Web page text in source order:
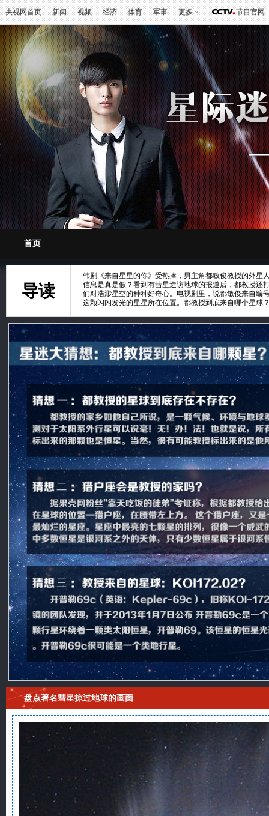
央视网首页 新闻 视频 经济 体育 军事 更多 节目官网
首页
导读
韩剧《来自星星的你》受热捧，男主角都敏俊教授的外星
信息是真是假？看到有彗星造访地球的报道后，都教授还
们对浩渺星空的种种好奇心。电视剧里，说都敏俊来自编
这颗闪闪发光的星星所在位置。都教授到底来自哪个星球
盘点著名彗星掠过地球的画面